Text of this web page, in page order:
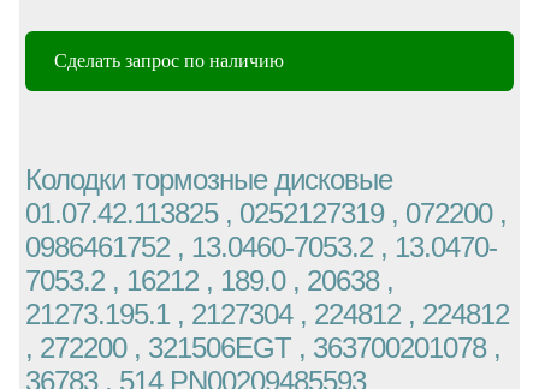
Сделать запрос по наличию
Колодки тормозные дисковые
01.07.42.113825 , 0252127319 , 072200 ,
0986461752 , 13.0460-7053.2 , 13.0470-
7053.2 , 16212 , 189.0 , 20638 ,
21273.195.1 , 2127304 , 224812 , 224812
, 272200 , 321506EGT , 363700201078 ,
36783 , 514 PN00209485593